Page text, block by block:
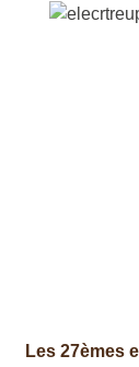
Les 27èmes